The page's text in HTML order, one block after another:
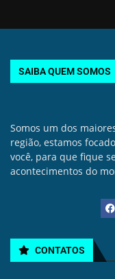
SAIBA QUEM SOMOS
Somos um dos
região, estamos
você, para que fique
acontecimentos do
CONTATOS